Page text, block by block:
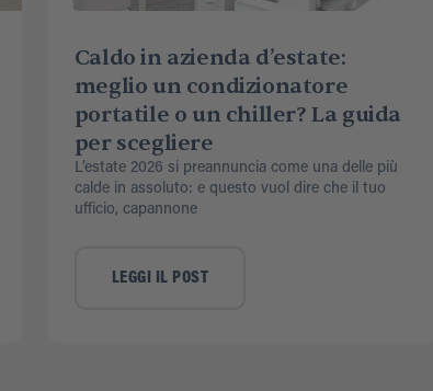
Caldo in azienda d’estate:
meglio un condizionatore
portatile o un chiller? La guida
per scegliere
L’estate 2026 si preannuncia come una delle più
calde in assoluto: e questo vuol dire che il tuo
ufficio, capannone
LEGGI IL POST